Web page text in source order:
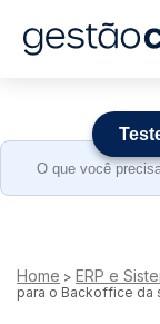
Search
Home > ERP e
para o Backoffice da